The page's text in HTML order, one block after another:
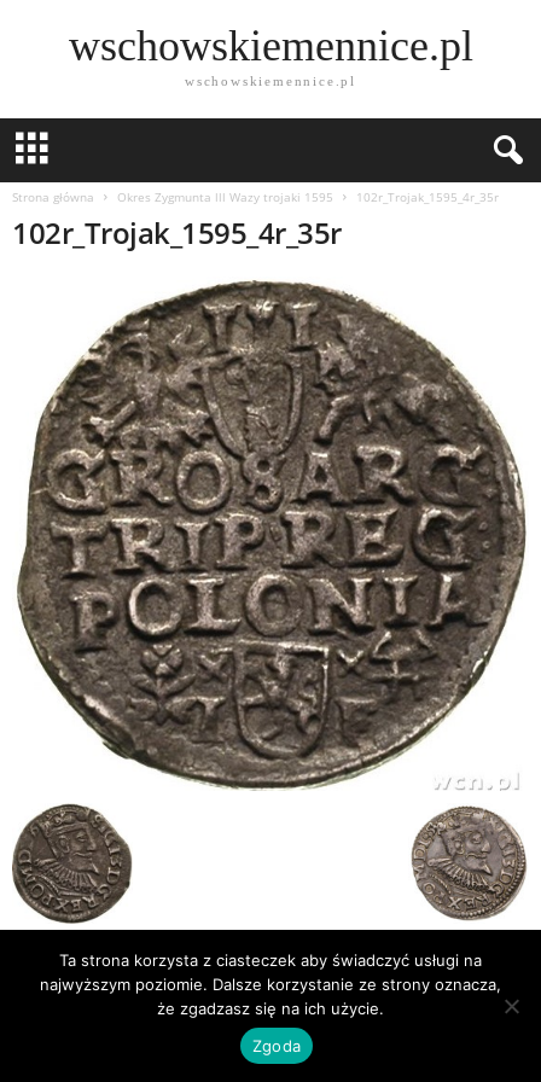
wschowskiemennice.pl
wschowskiemennice.pl
Strona główna Okres Zygmunta lll Wazy trojaki 1595 102r_Trojak_1595_4r_35r
102r_Trojak_1595_4r_35r
Publikacje
Bibliografia
© Newsmag WordPress Theme by TagDiv
Ta strona korzysta z ciasteczek aby świadczyć usługi na
najwyższym poziomie. Dalsze korzystanie ze strony oznacza,
że zgadzasz się na ich użycie.
Zgoda